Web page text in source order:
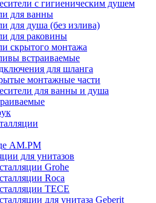
с гигиеническим душем
для ванны
для душа (без излива)
для раковины
скрытого монтажа
встраиваемые
для шланга
монтажные части
для ванны и душа
AM.PM
для унитазов
Grohe
Roca
TECE
для унитаза Geberit